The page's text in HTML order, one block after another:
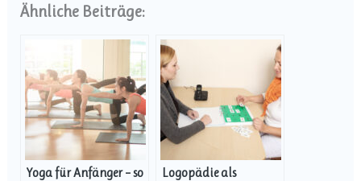
Ähnliche Beiträge:
Yoga für Anfänger – so
Logopädie als